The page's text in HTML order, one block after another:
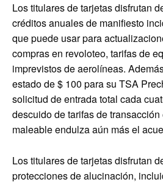
Los titulares de tarjetas disfrutan
créditos anuales de manifiesto
que puede usar para
compras en revoloteo, tarifas de
imprevistos de aerolíneas.
estado de $ 100 para su TSA
solicitud de entrada total cada
descuido de tarifas de
maleable endulza aún más el
Los titulares de tarjetas disfrutan
protecciones de alucinación,